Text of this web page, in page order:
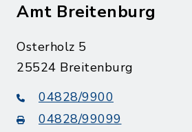
Amt Breitenburg
Osterholz 5
25524 Breitenburg
04828/9900
04828/99099